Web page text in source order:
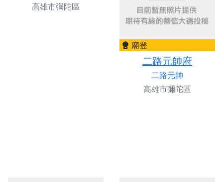
高雄市彌陀區
廟登
二路元帥府
二路元帥
高雄市彌陀區